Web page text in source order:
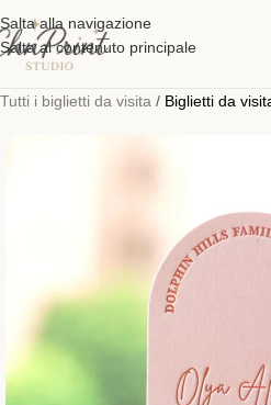
Salta alla navigazione
Salta al contenuto principale
Tutti i biglietti da visita / Biglietti da